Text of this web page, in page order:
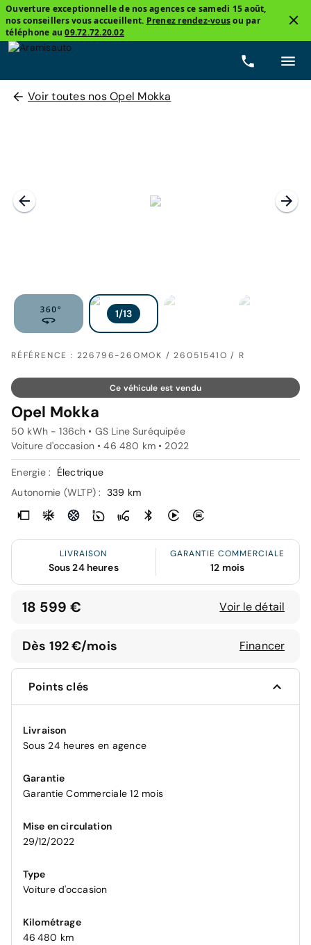
Ouverture exceptionnelle de nos agences ce samedi 15 août,
nos conseillers vous accueillent. Prenez rendez-vousou par
téléphone au09.72.72.20.02
Voir toutes nos Opel Mokka
RÉFÉRENCE : 226796-26OMOK / 26051541O / R
Ce véhicule est vendu
Opel Mokka
50 kWh - 136ch • GS Line Suréquipée
Voiture d'occasion • 46 480 km • 2022
Energie :
Électrique
Autonomie (WLTP) : 339 km
LIVRAISON
Sous 24 heures
GARANTIE COMMERCIALE
12 mois
18 599 € Voir le détail
Dès 192 €/mois Financer
Points clés
Livraison
Sous 24 heures en agence
Garantie
Garantie Commerciale 12 mois
Mise en circulation
29/12/2022
Type
Voiture d'occasion
Kilométrage
46 480 km